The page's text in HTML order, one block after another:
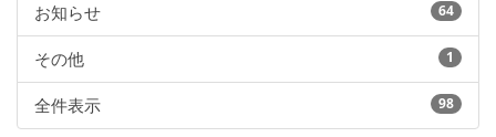
お知らせ 64
その他 1
全件表示 98